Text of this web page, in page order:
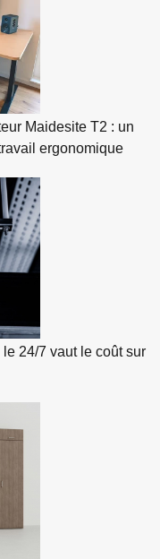
Maidesite T2 : un
ergonomique
24/7 vaut le coût sur